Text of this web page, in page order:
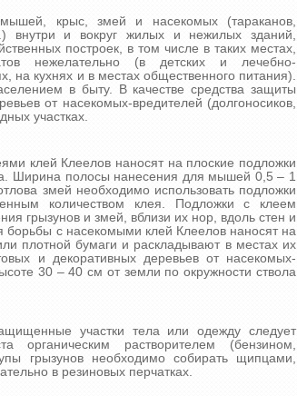
крыс, змей и насекомых (тараканов,
внутри и вокруг жилых и нежилых зданий,
построек, в том числе в таких местах,
нежелательно (в детских и лечебно-
на кухнях и в местах общественного питания).
в быту. В качестве средства защиты
от насекомых-вредителей (долгоносиков,
участках.
клей Клеелов наносят на плоские подложки
Ширина полосы нанесения для мышей 0,5 – 1
змей необходимо использовать подложки
количеством клея. Подложки с клеем
грызунов и змей, вблизи их нор, вдоль стен и
борьбы с насекомыми клей Клеелов наносят на
плотной бумаги и раскладывают в местах их
и декоративных деревьев от насекомых-
30 – 40 см от земли по окружности ствола
участки тела или одежду следует
органическим растворителем (бензином,
грызунов необходимо собирать щипцами,
в резиновых перчатках.